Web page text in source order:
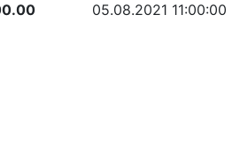
05.08.2021 11:00:00